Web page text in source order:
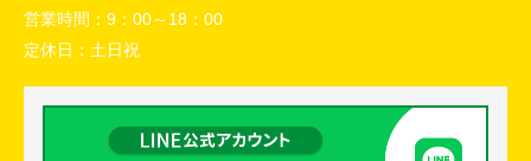
営業時間： 9：00～18：00
定休日： 土日祝